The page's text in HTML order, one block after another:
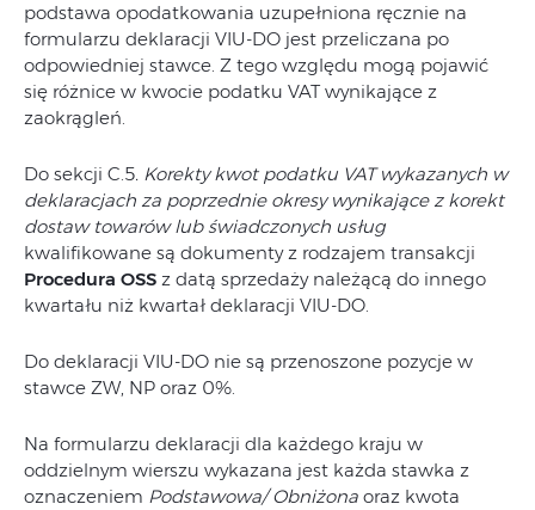
podstawa opodatkowania uzupełniona ręcznie na
formularzu deklaracji VIU-DO jest przeliczana po
odpowiedniej stawce. Z tego względu mogą pojawić
się różnice w kwocie podatku VAT wynikające z
zaokrągleń.
Do sekcji C.5. Korekty kwot podatku VAT wykazanych w
deklaracjach za poprzednie okresy wynikające z korekt
dostaw towarów lub świadczonych usług
kwalifikowane są dokumenty z rodzajem transakcji
Procedura OSS z datą sprzedaży należącą do innego
kwartału niż kwartał deklaracji VIU-DO.
Do deklaracji VIU-DO nie są przenoszone pozycje w
stawce ZW, NP oraz 0%.
Na formularzu deklaracji dla każdego kraju w
oddzielnym wierszu wykazana jest każda stawka z
oznaczeniem Podstawowa/ Obniżona oraz kwota